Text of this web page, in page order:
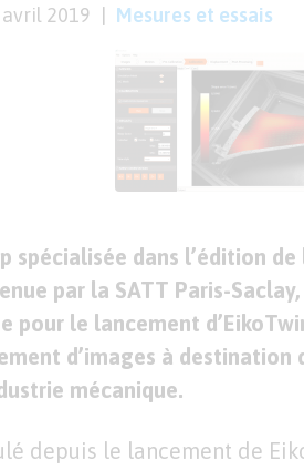
2019 Mesures et essais
spécialisée dans l’édition
par la SATT Paris-
pour le lancement
d’images à destination
mécanique.
depuis le lancement de